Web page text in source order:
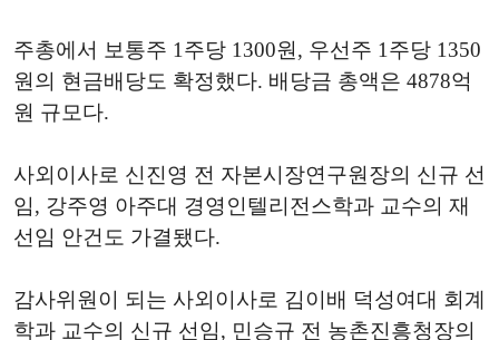
주총에서 보통주 1주당 1300원, 우선주 1주당 1350
원의 현금배당도 확정했다. 배당금 총액은 4878억
원 규모다.
사외이사로 신진영 전 자본시장연구원장의 신규 선
임, 강주영 아주대 경영인텔리전스학과 교수의 재
선임 안건도 가결됐다.
감사위원이 되는 사외이사로 김이배 덕성여대 회계
학과 교수의 신규 선임, 민승규 전 농촌진흥청장의